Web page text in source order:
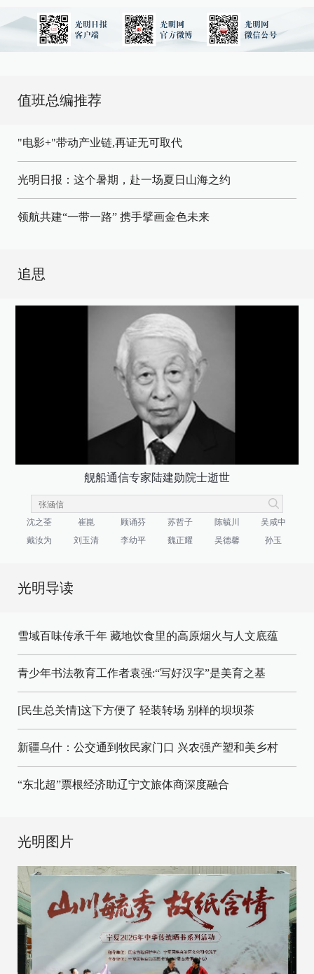
值班总编推荐
"电影+"带动产业链,再证无可取代
光明日报：这个暑期，赴一场夏日山海之约
领航共建“一带一路” 携手擘画金色未来
追思
舰船通信专家陆建勋院士逝世
沈之荃 崔崑 顾诵芬 苏哲子 陈毓川
吴咸中
戴汝为
刘玉清 李幼平 魏正耀 吴德馨 孙玉
光明导读
雪域百味传承千年 藏地饮食里的高原烟火与人文底蕴
青少年书法教育工作者袁强:“写好汉字”是美育之基
[民生总关情]这下方便了 轻装转场 别样的坝坝茶
新疆乌什：公交通到牧民家门口 兴农强产塑和美乡村
“东北超”票根经济助辽宁文旅体商深度融合
光明图片